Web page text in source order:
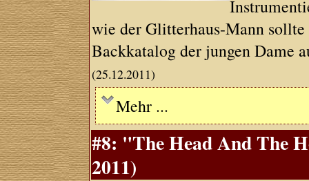
wie der Glitterhaus-Mann
Backkatalog der jungen Dame
(25.12.2011)
Mehr ...
#8: "The Head And The
2011)